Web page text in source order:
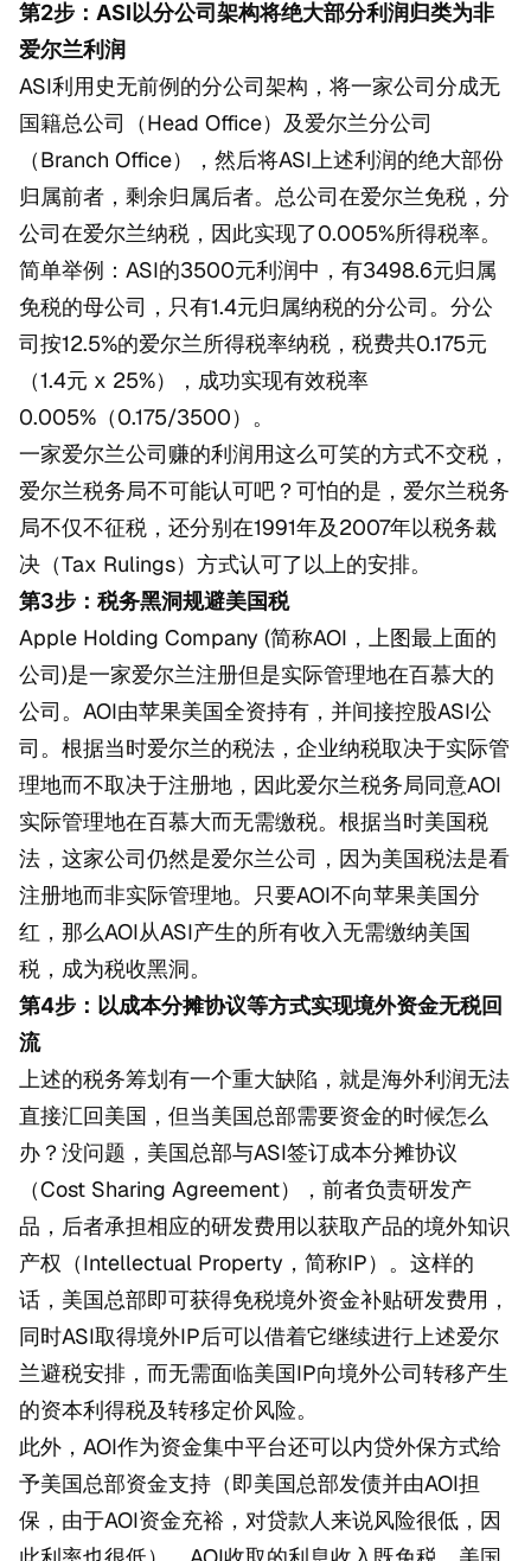
第2步：ASI以分公司架构将绝大部分利润归类为非
爱尔兰利润
ASI利用史无前例的分公司架构，将一家公司分成无
国籍总公司（Head Office）及爱尔兰分公司
（Branch Office），然后将ASI上述利润的绝大部份
归属前者，剩余归属后者。总公司在爱尔兰免税，分
公司在爱尔兰纳税，因此实现了0.005%所得税率。
简单举例：ASI的3500元利润中，有3498.6元归属
免税的母公司，只有1.4元归属纳税的分公司。分公
司按12.5%的爱尔兰所得税率纳税，税费共0.175元
（1.4元 x 25%），成功实现有效税率
0.005%（0.175/3500）。
一家爱尔兰公司赚的利润用这么可笑的方式不交税，
爱尔兰税务局不可能认可吧？可怕的是，爱尔兰税务
局不仅不征税，还分别在1991年及2007年以税务裁
决（Tax Rulings）方式认可了以上的安排。
第3步：税务黑洞规避美国税
Apple Holding Company (简称AOI，上图最上面的
公司)是一家爱尔兰注册但是实际管理地在百慕大的
公司。AOI由苹果美国全资持有，并间接控股ASI公
司。根据当时爱尔兰的税法，企业纳税取决于实际管
理地而不取决于注册地，因此爱尔兰税务局同意AOI
实际管理地在百慕大而无需缴税。根据当时美国税
法，这家公司仍然是爱尔兰公司，因为美国税法是看
注册地而非实际管理地。只要AOI不向苹果美国分
红，那么AOI从ASI产生的所有收入无需缴纳美国
税，成为税收黑洞。
第4步：以成本分摊协议等方式实现境外资金无税回
流
上述的税务筹划有一个重大缺陷，就是海外利润无法
直接汇回美国，但当美国总部需要资金的时候怎么
办？没问题，美国总部与ASI签订成本分摊协议
（Cost Sharing Agreement），前者负责研发产
品，后者承担相应的研发费用以获取产品的境外知识
产权（Intellectual Property，简称IP）。这样的
话，美国总部即可获得免税境外资金补贴研发费用，
同时ASI取得境外IP后可以借着它继续进行上述爱尔
兰避税安排，而无需面临美国IP向境外公司转移产生
的资本利得税及转移定价风险。
此外，AOI作为资金集中平台还可以内贷外保方式给
予美国总部资金支持（即美国总部发债并由AOI担
保，由于AOI资金充裕，对贷款人来说风险很低，因